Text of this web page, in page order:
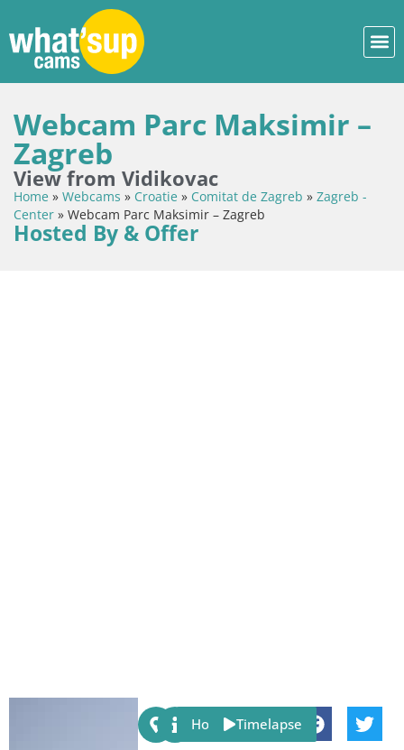
Webсam Parc Maksimir –
Zagreb
View from Vidikovac
Home » Webcams » Croatie » Comitat de Zagreb » Zagreb -
Center » Webсam Parc Maksimir – Zagreb
Hosted By & Offer
Share:
Host Timelapse